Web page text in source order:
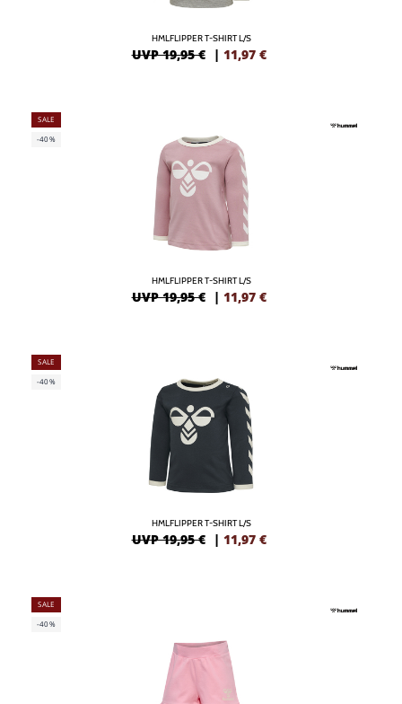
HMLFLIPPER T-SHIRT L/S
UVP 19,95 € | 11,97 €
SALE
-40%
HMLFLIPPER T-SHIRT L/S
UVP 19,95 € | 11,97 €
SALE
-40%
HMLFLIPPER T-SHIRT L/S
UVP 19,95 € | 11,97 €
SALE
-40%